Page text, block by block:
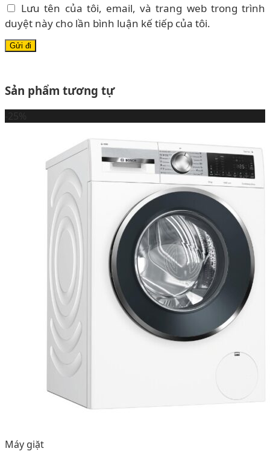
Lưu tên của tôi, email, và trang web trong trình
duyệt này cho lần bình luận kế tiếp của tôi.
Sản phẩm tương tự
Máy giặt